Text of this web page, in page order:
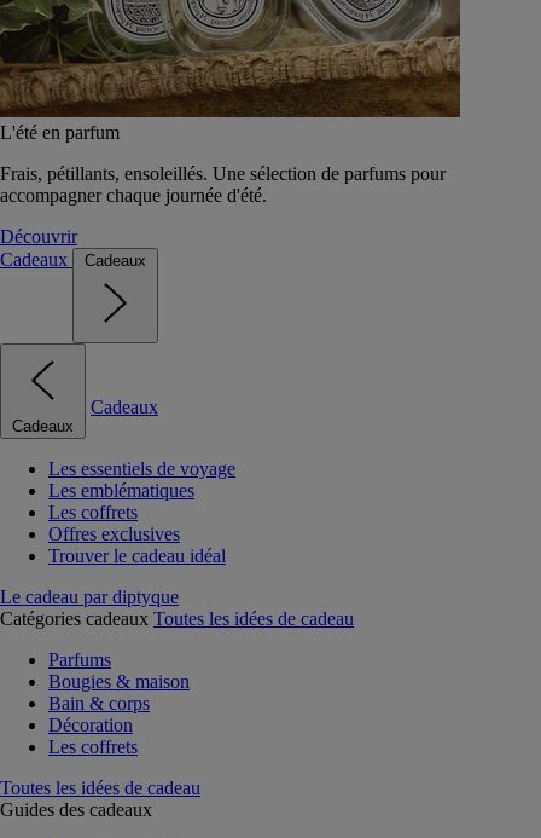
L'été en parfum
Frais, pétillants, ensoleillés. Une sélection de parfums pour
accompagner chaque journée d'été.
Découvrir
Cadeaux
Cadeaux
Cadeaux
Cadeaux
Les essentiels de voyage
Les emblématiques
Les coffrets
Offres exclusives
Trouver le cadeau idéal
Le cadeau par diptyque
Catégories cadeaux Toutes les idées de cadeau
Parfums
Bougies & maison
Bain & corps
Décoration
Les coffrets
Toutes les idées de cadeau
Guides des cadeaux